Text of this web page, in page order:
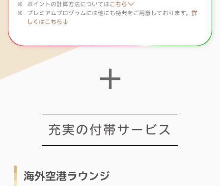
ポイントの計算方法についてはこちら
プレミアムプログラムには他にも特典をご用意しております。 詳
しくはこちら
充実の付帯サービス
海外空港ラウンジ